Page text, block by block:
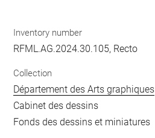
Inventory number
RFML.AG.2024.30.105, Recto
Collection
Département des Arts graphiques
Cabinet des dessins
Fonds des dessins et miniatures